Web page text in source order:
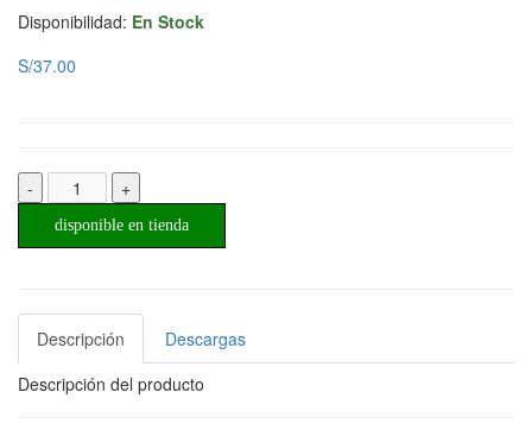
Disponibilidad: En Stock
S/37.00
- +
disponible en tienda
Descripción
Descargas
Descripción del producto